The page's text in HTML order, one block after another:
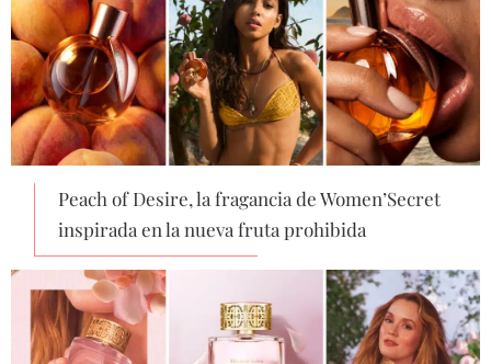
Peach of Desire, la fragancia de Women’Secret
inspirada en la nueva fruta prohibida